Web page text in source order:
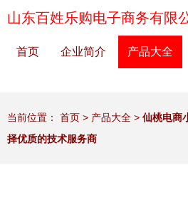
山东百姓乐购电子商务有限
首页 企业简介 产品大全
当前位置： 首页 > 产品大全 > 仙桃电商
择优质的技术服务商